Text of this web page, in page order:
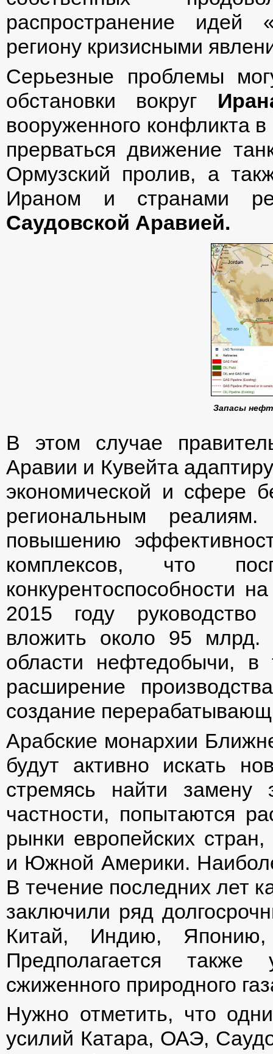
распространение идей
региону кризисными
Серьезные проблемы
обстановки вокруг
вооруженного конфликта
прерваться движение
Ормузский пролив, а
Ираном и странами
Саудовской Аравией.
Запасы
В этом случае
Аравии и Кувейта
экономической и сфере
региональным
повышению
комплексов, что
конкурентоспособности
2015 году
вложить около 95
области
расширение
создание
Арабские монархии
будут активно искать
стремясь найти
частности, попытаются
рынки европейских стран,
и Южной Америки.
В течение последних лет
заключили ряд
Китай, Индию,
Предполагается также
сжиженного природного
Нужно отметить, что
усилий Катара, ОАЭ,